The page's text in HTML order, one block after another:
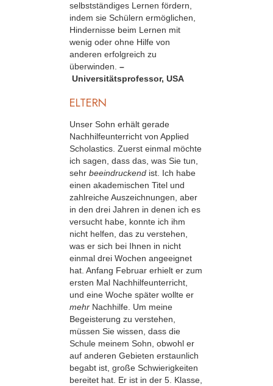
selbstständiges Lernen fördern,
indem sie Schülern ermöglichen,
Hindernisse beim Lernen mit
wenig oder ohne Hilfe von
anderen erfolgreich zu
überwinden. –
Universitätsprofessor, USA
ELTERN
Unser Sohn erhält gerade
Nachhilfeunterricht von Applied
Scholastics. Zuerst einmal möchte
ich sagen, dass das, was Sie tun,
sehr beeindruckend ist. Ich habe
einen akademischen Titel und
zahlreiche Auszeichnungen, aber
in den drei Jahren in denen ich es
versucht habe, konnte ich ihm
nicht helfen, das zu verstehen,
was er sich bei Ihnen in nicht
einmal drei Wochen angeeignet
hat. Anfang Februar erhielt er zum
ersten Mal Nachhilfeunterricht,
und eine Woche später wollte er
mehr Nachhilfe. Um meine
Begeisterung zu verstehen,
müssen Sie wissen, dass die
Schule meinem Sohn, obwohl er
auf anderen Gebieten erstaunlich
begabt ist, große Schwierigkeiten
bereitet hat. Er ist in der 5. Klasse,